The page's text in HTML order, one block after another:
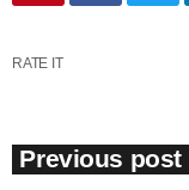
RATE IT
Previous post